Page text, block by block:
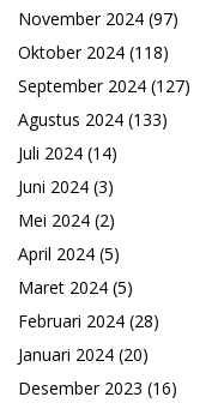
November 2024 (97)
Oktober 2024 (118)
September 2024 (127)
Agustus 2024 (133)
Juli 2024 (14)
Juni 2024 (3)
Mei 2024 (2)
April 2024 (5)
Maret 2024 (5)
Februari 2024 (28)
Januari 2024 (20)
Desember 2023 (16)